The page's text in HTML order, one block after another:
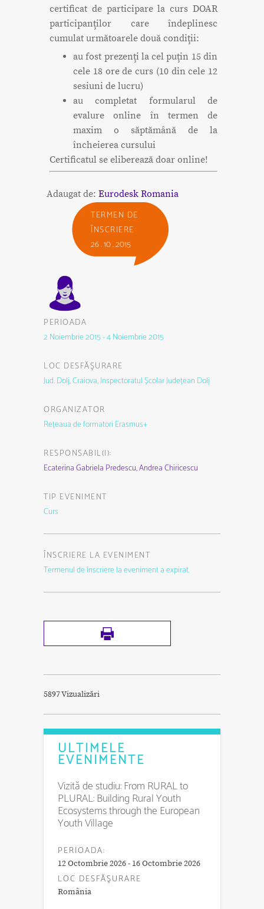
certificat de participare la curs DOAR
participanţilor care îndeplinesc
cumulat următoarele două condiţii:
au fost prezenţi la cel puţin 15 din
cele 18 ore de curs (10 din cele 12
sesiuni de lucru)
au completat formularul de
evalure online în termen de
maxim o săptămână de la
încheierea cursului
Certificatul se eliberează doar online!
Adaugat de: Eurodesk Romania
TERMEN DE
ÎNSCRIERE
26 . 10 . 2015
PERIOADA
2 Noiembrie 2015 - 4 Noiembrie 2015
LOC DESFĂŞURARE
Jud. Dolj, Craiova, Inspectoratul Școlar Județean Dolj
ORGANIZATOR
Rețeaua de formatori Erasmus+
RESPONSABIL(I):
Ecaterina Gabriela Predescu,Andrea Chiricescu
TIP EVENIMENT
Curs
ÎNSCRIERE LA EVENIMENT
Termenul de înscriere la eveniment a expirat.
5897 Vizualizări
ULTIMELE
EVENIMENTE
Vizită de studiu: From RURAL to
PLURAL: Building Rural Youth
Ecosystems through the European
Youth Village
PERIOADA:
12 Octombrie 2026 - 16 Octombrie 2026
LOC DESFĂŞURARE
România